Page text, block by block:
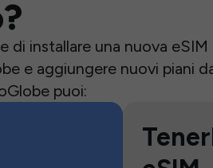
di installare una nuova
e aggiungere nuovi piani
puoi: